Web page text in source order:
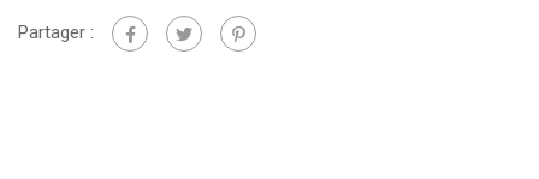
Partager :